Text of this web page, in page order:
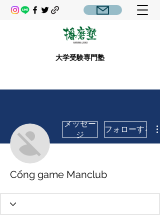
大学受験専門塾
メッセー
ジ
フォローする
Cổng game Manclub